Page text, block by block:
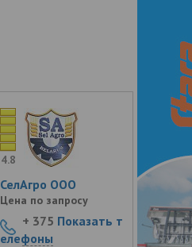
4.8
СелАгро ООО
Цена по запросу
+ 375 Показать т
елефоны